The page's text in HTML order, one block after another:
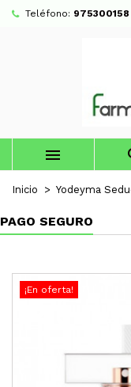
Teléfono: 975300158

Inicio Yodeyma
PAGO SEGURO
¡En oferta!